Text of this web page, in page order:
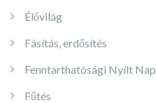
Élővilág
Fásítás, erdősítés
Fenntarthatósági Nyílt Nap
Fűtés